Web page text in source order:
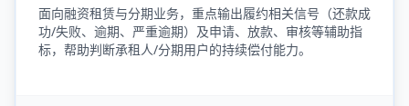
面向融资租赁与分期业务，重点输出履约相关信号（还款成
功/失败、逾期、严重逾期）及申请、放款、审核等辅助指
标，帮助判断承租人/分期用户的持续偿付能力。